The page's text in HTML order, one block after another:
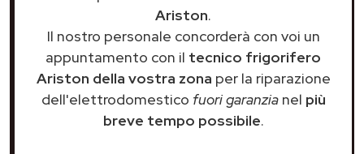
Ariston.
Il nostro personale concorderà con voi un
appuntamento con il tecnico frigorifero
Ariston della vostra zona per la riparazione
dell'elettrodomestico fuori garanzianel più
breve tempo possibile.